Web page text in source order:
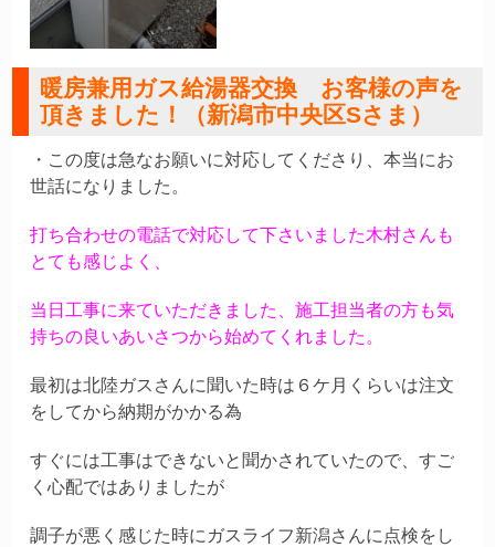
暖房兼用ガス給湯器交換 お客様の声を
頂きました！（新潟市中央区Sさま）
・この度は急なお願いに対応してくださり、本当にお
世話になりました。
打ち合わせの電話で対応して下さいました木村さんも
とても感じよく、
当日工事に来ていただきました、施工担当者の方も気
持ちの良いあいさつから始めてくれました。
最初は北陸ガスさんに聞いた時は６ケ月くらいは注文
をしてから納期がかかる為
すぐには工事はできないと聞かされていたので、すご
く心配ではありましたが
調子が悪く感じた時にガスライフ新潟さんに点検をし